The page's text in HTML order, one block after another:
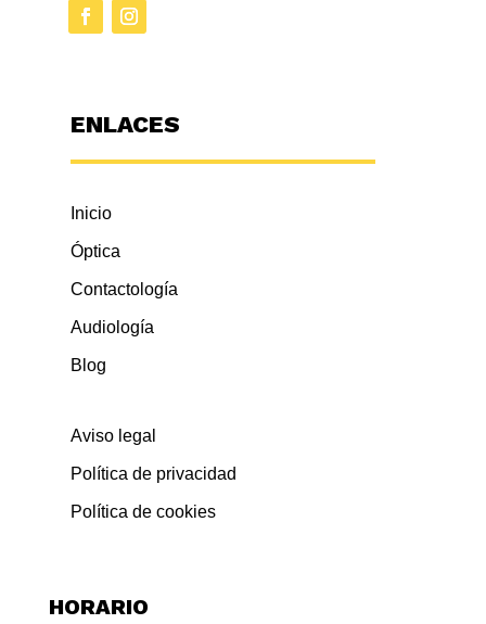
ENLACES
Inicio
Óptica
Contactología
Audiología
Blog
Aviso legal
Política de privacidad
Política de cookies
HORARIO